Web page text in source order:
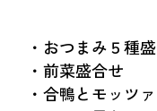
・おつまみ５種盛
・前菜盛合せ
・合鴨とモッツ